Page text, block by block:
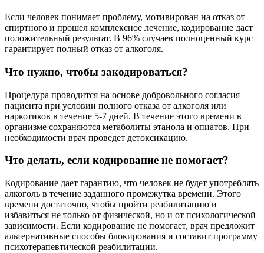
Если человек понимает проблему, мотивирован на отказ от
спиртного и прошел комплексное лечение, кодирование даст
положительный результат. В 96% случаев полноценный курс
гарантирует полный отказ от алкоголя.
Что нужно, чтобы закодироваться?
Процедура проводится на основе добровольного согласия
пациента при условии полного отказа от алкоголя или
наркотиков в течение 5-7 дней. В течение этого времени в
организме сохраняются метаболиты этанола и опиатов. При
необходимости врач проведет детоксикацию.
Что делать, если кодирование не помогает?
Кодирование дает гарантию, что человек не будет употреблять
алкоголь в течение заданного промежутка времени. Этого
времени достаточно, чтобы пройти реабилитацию и
избавиться не только от физической, но и от психологической
зависимости. Если кодирование не помогает, врач предложит
альтернативные способы блокирования и составит программу
психотерапевтической реабилитации.